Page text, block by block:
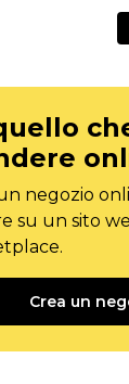
negozio
su un sito
Crea un